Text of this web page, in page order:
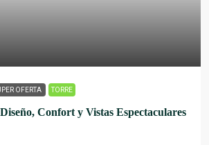
OFERTA TORRE
Confort y Vistas Espectaculares